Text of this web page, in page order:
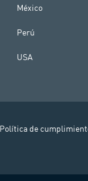
México
Perú
USA
Política de